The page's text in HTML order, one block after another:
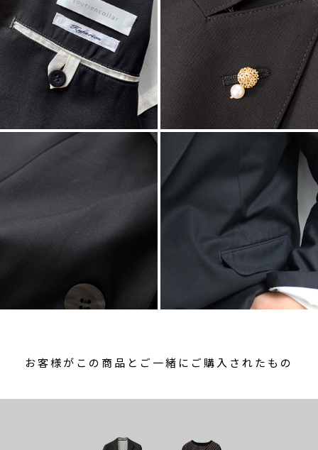
お客様がこの商品とご一緒にご購入されたもの